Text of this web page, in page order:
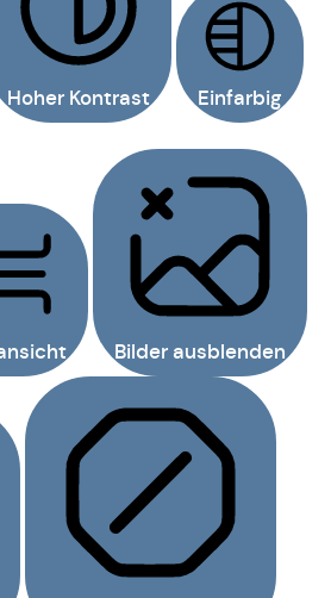
Hoher Kontrast Einfarbig
Bilder ausblenden